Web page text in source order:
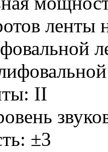
ленты
II
±3